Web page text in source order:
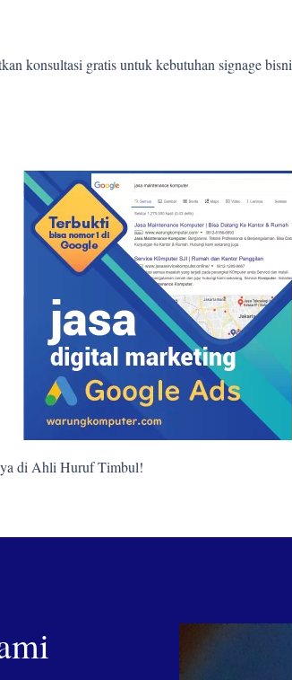
konsultasi gratis untuk kebutuhan signage
di Ahli Huruf Timbul!